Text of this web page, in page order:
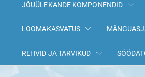
JÕUÜLEKANDE KOMPONENDID
LOOMAKASVATUS
REHVID JA TARVIKUD